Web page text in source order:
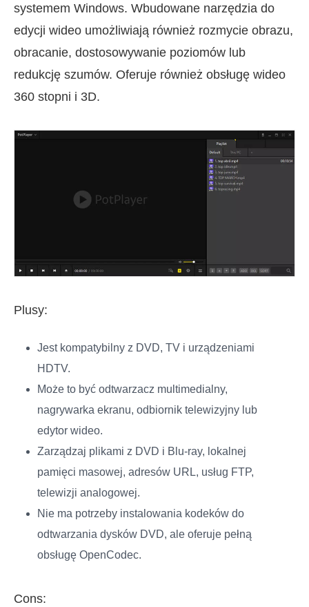
systemem Windows. Wbudowane narzędzia do
edycji wideo umożliwiają również rozmycie obrazu,
obracanie, dostosowywanie poziomów lub
redukcję szumów. Oferuje również obsługę wideo
360 stopni i 3D.
Plusy:
Jest kompatybilny z DVD, TV i urządzeniami
HDTV.
Może to być odtwarzacz multimedialny,
nagrywarka ekranu, odbiornik telewizyjny lub
edytor wideo.
Zarządzaj plikami z DVD i Blu-ray, lokalnej
pamięci masowej, adresów URL, usług FTP,
telewizji analogowej.
Nie ma potrzeby instalowania kodeków do
odtwarzania dysków DVD, ale oferuje pełną
obsługę OpenCodec.
Cons: